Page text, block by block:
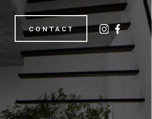
CONTACT